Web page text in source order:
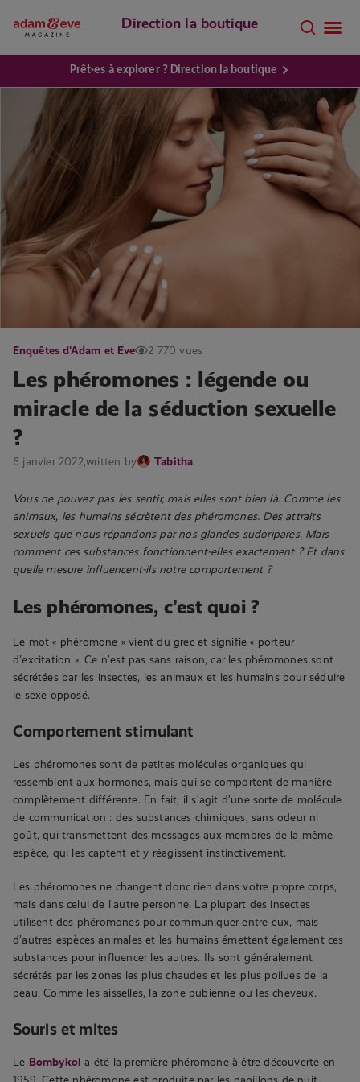
Direction la boutique
Prêt·es à explorer ? Direction la boutique
Enquêtes d'Adam et Eve 2 770 vues
Les phéromones : légende ou
miracle de la séduction sexuelle
?
6 janvier 2022,written by Tabitha
Vous ne pouvez pas les sentir, mais elles sont bien là. Comme les
animaux, les humains sécrètent des phéromones. Des attraits
sexuels que nous répandons par nos glandes sudoripares. Mais
comment ces substances fonctionnent-elles exactement ? Et dans
quelle mesure influencent-ils notre comportement ?
Les phéromones, c’est quoi ?
Le mot « phéromone » vient du grec et signifie « porteur
d’excitation ». Ce n’est pas sans raison, car les phéromones sont
sécrétées par les insectes, les animaux et les humains pour séduire
le sexe opposé.
Comportement stimulant
Les phéromones sont de petites molécules organiques qui
ressemblent aux hormones, mais qui se comportent de manière
complètement différente. En fait, il s’agit d’une sorte de molécule
de communication : des substances chimiques, sans odeur ni
goût, qui transmettent des messages aux membres de la même
espèce, qui les captent et y réagissent instinctivement.
Les phéromones ne changent donc rien dans votre propre corps,
mais dans celui de l’autre personne. La plupart des insectes
utilisent des phéromones pour communiquer entre eux, mais
d’autres espèces animales et les humains émettent également ces
substances pour influencer les autres. Ils sont généralement
sécrétés par les zones les plus chaudes et les plus poilues de la
peau. Comme les aisselles, la zone pubienne ou les cheveux.
Souris et mites
Le Bombykol a été la première phéromone à être découverte en
1959. Cette phéromone est produite par les papillons de nuit